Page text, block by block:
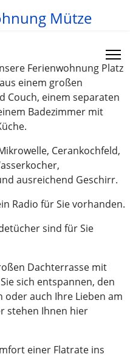
Mütze
Ferienwohnung Platz
einem großen
Couch, einem separaten
Badezimmer mit
Cerankochfeld,
ausreichend Geschirr.
Radio für Sie vorhanden.
sind für Sie
Dachterrasse mit
sich entspannen, den
oder auch Ihre Lieben am
stehen Ihnen hier
einer Flatrate ins